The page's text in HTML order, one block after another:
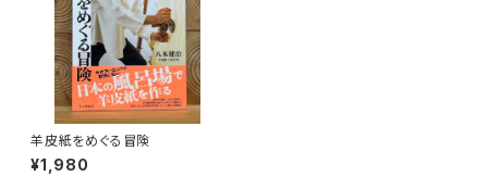
羊皮紙をめぐる冒険
¥1,980